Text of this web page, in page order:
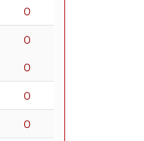
0
0
0
0
0